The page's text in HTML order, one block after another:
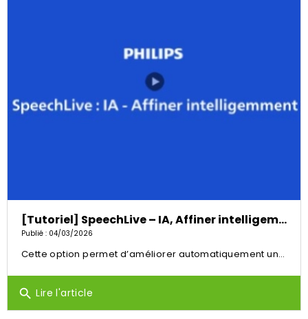
[Tutoriel] SpeechLive – IA, Affiner intelligemment
Publié : 04/03/2026
Cette option permet d’améliorer automatiquement une transcription pour obtenir un texte plus clair, structuré et professionnel, prêt à être exploité.
search Lire l'article